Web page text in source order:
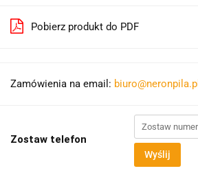
Pobierz produkt do PDF
Zamówienia na email: biuro@neronpila.pl
Zostaw telefon
Wyślij